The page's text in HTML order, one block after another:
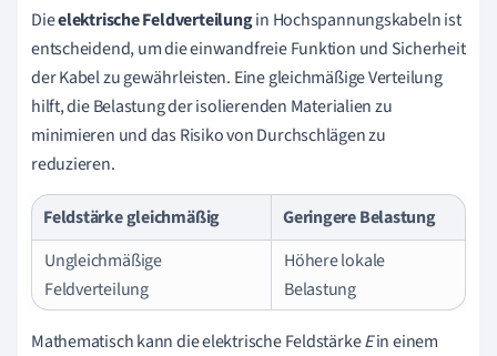
Dieelektrische Feldverteilungin Hochspannungskabeln ist
entscheidend, um die einwandfreie Funktion und Sicherheit
der Kabel zu gewährleisten. Eine gleichmäßige Verteilung
hilft, die Belastung der isolierenden Materialien zu
minimieren und das Risiko von Durchschlägen zu
reduzieren.
Feldstärke gleichmäßig
Geringere Belastung
Ungleichmäßige
Feldverteilung
Höhere lokale
Belastung
Mathematisch kann die elektrische FeldstärkeEin einem